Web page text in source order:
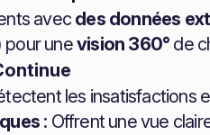
avec des données
pour unevision 360° de
les insatisfactions
: Offrent une vue